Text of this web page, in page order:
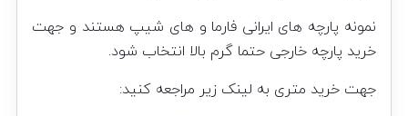
نمونه پارچه های ایرانی فارما و های شیپ هستند و جهت
خرید پارچه خارجی حتما گرم بالا انتخاب شود.
جهت خرید متری به لینک زیر مراجعه کنید: